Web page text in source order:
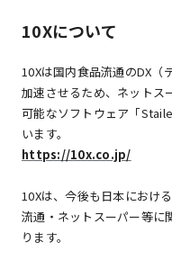
10Xについて
10Xは国内食品流通のDX（
加速させるため、ネットス
可能なソフトウェア「
います。
https://10x.co.jp/
10Xは、今後も日本におけ
流通・ネットスーパー等に
ります。